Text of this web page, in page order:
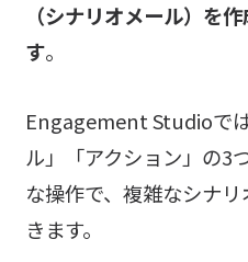
（シナリオメール）を
す。
Engagement Studioで
ル」「アクション」の3
な操作で、複雑なシナ
きます。